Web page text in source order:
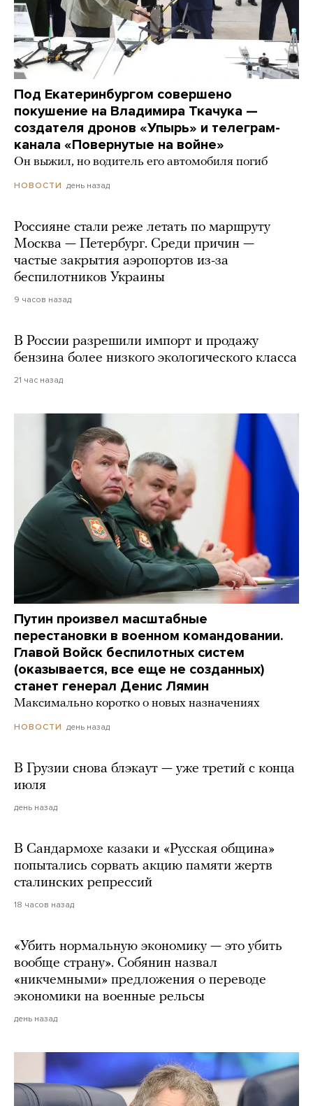
Под Екатеринбургом совершено
покушение на Владимира Ткачука —
создателя дронов «Упырь» и телеграм-
канала «Повернутые на войне»
Он выжил, но водитель его автомобиля погиб
НОВОСТИ день назад
Россияне стали реже летать по маршруту
Москва — Петербург. Среди причин —
частые закрытия аэропортов из-за
беспилотников Украины
9 часов назад
В России разрешили импорт и продажу
бензина более низкого экологического класса
21 час назад
Путин произвел масштабные
перестановки в военном командовании.
Главой Войск беспилотных систем
(оказывается, все еще не созданных)
станет генерал Денис Лямин
Максимально коротко о новых назначениях
НОВОСТИ день назад
В Грузии снова блэкаут — уже третий с конца
июля
день назад
В Сандармохе казаки и «Русская община»
попытались сорвать акцию памяти жертв
сталинских репрессий
18 часов назад
«Убить нормальную экономику — это убить
вообще страну». Собянин назвал
«никчемными» предложения о переводе
экономики на военные рельсы
день назад